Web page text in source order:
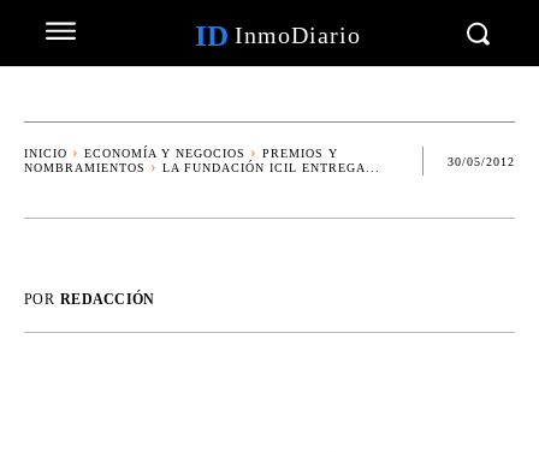
ID InmoDiario
INICIO ECONOMÍA Y NEGOCIOS
PREMIOS Y
NOMBRAMIENTOS
LA FUNDACIÓN ICIL ENTREGA...
30/05/2012
POR REDACCIÓN